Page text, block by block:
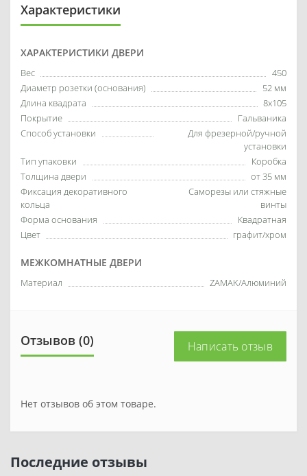
Характеристики
ХАРАКТЕРИСТИКИ ДВЕРИ
Вес
450
Диаметр розетки (основания)
52 мм
Длина квадрата
8x105
Покрытие
Гальваника
Способ установки
Для фрезерной/ручной
установки
Тип упаковки
Коробка
Толщина двери
от 35 мм
Фиксация декоративного
кольца
Саморезы или стяжные
винты
Форма основания
Квадратная
Цвет
графит/хром
МЕЖКОМНАТНЫЕ ДВЕРИ
Материал ZAMAK/Алюминий
Отзывов (0) Написать отзыв
Нет отзывов об этом товаре.
Последние отзывы